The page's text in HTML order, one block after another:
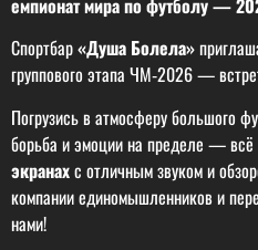
емпионат мира по футболу —
Спортбар«Душа Болела»
группового этапа ЧМ‑2026 —
Погрузись в атмосферу большого
борьба и эмоции на пределе —
экранахс отличным звуком и
компании единомышленников и
нами!